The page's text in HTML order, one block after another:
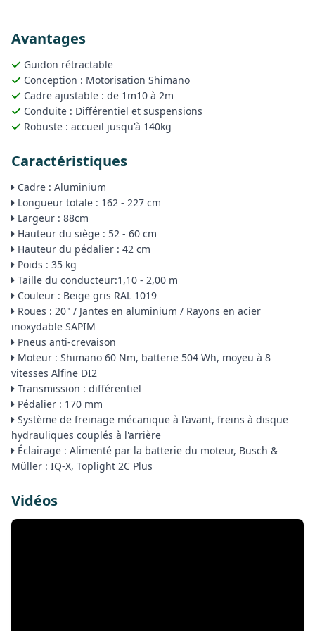
Avantages
Guidon rétractable
Conception : Motorisation Shimano
Cadre ajustable : de 1m10 à 2m
Conduite : Différentiel et suspensions
Robuste : accueil jusqu'à 140kg
Caractéristiques
Cadre : Aluminium
Longueur totale : 162 - 227 cm
Largeur : 88cm
Hauteur du siège : 52 - 60 cm
Hauteur du pédalier : 42 cm
Poids : 35 kg
Taille du conducteur:1,10 - 2,00 m
Couleur : Beige gris RAL 1019
Roues : 20" / Jantes en aluminium / Rayons en acier
inoxydable SAPIM
Pneus anti-crevaison
Moteur : Shimano 60 Nm, batterie 504 Wh, moyeu à 8
vitesses Alfine DI2
Transmission : différentiel
Pédalier : 170 mm
Système de freinage mécanique à l'avant, freins à disque
hydrauliques couplés à l'arrière
Éclairage : Alimenté par la batterie du moteur, Busch &
Müller : IQ-X, Toplight 2C Plus
Vidéos